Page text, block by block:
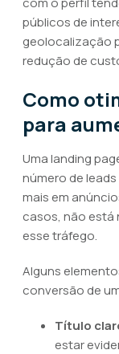
públicos de
geolocalização
redução de
Como
para
Uma landing
número de
mais em
casos, não está
esse tráfego.
Alguns
conversão de
Título
estar